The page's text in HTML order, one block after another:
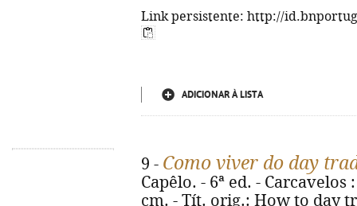
Link persistente: http://
ADICIONAR À LISTA
9 - Como viver do day
Capêlo. - 6ª ed. - Carcavelos
cm. - Tít. orig.: How to day